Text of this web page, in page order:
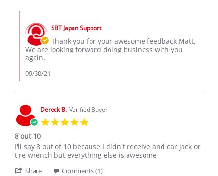
30
2021
Store
Owner
on
Review
Matt
on
2021
SBT Japan Support
Thank you for your awesome feedback Matt,
We are looking forward doing business with you
again.
09/30/21
Dereck B. Verified Buyer
8 out 10
Review
by
B.
review
stating
out
I'll say 8 out of 10 because I didn't receive and car jack or
tire wrench but everything else is awesome
Share
Comments (1)